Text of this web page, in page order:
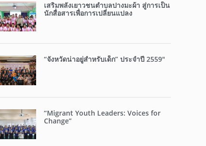
เสริมพลังเยาวชนตำบลปางมะผ้า สู่การเป็น
นักสื่อสารเพื่อการเปลี่ยนแปลง
“จังหวัดน่าอยู่สำหรับเด็ก” ประจำปี 2559″
“Migrant Youth Leaders: Voices for
Change”